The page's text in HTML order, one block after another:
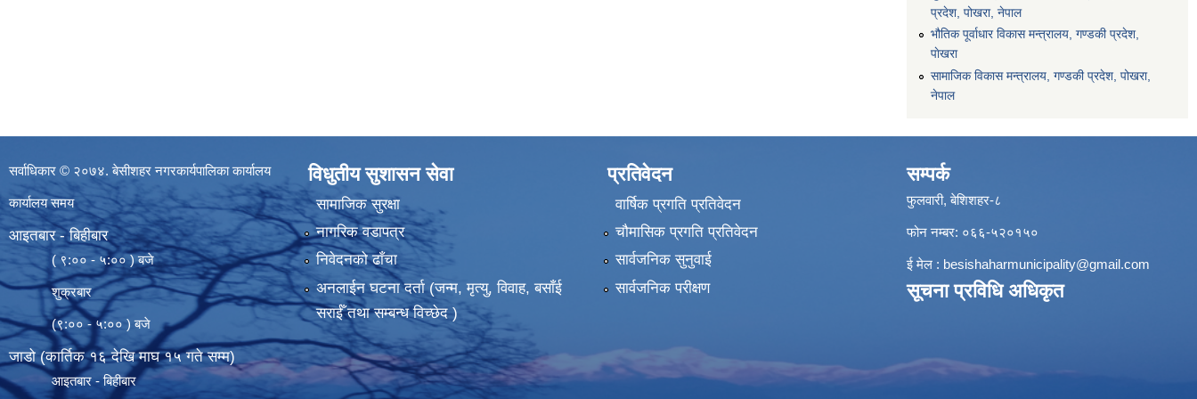
प्रदेश, पोखरा, नेपाल
भौतिक पूर्वाधार विकास मन्त्रालय, गण्डकी प्रदेश,
पाेखरा
सामाजिक विकास मन्त्रालय, गण्डकी प्रदेश, पोखरा,
नेपाल
सर्वाधिकार © २०७४. बेसीशहर नगरकार्यपालिका कार्यालय
कार्यालय समय
आइतबार - बिहीबार
( ९:०० - ५:०० ) बजे
शुक्रबार
(९:०० - ५:०० ) बजे
जाडो (कार्तिक १६ देखि माघ १५ गते सम्म)
आइतबार - बिहीबार
विधुतीय सुशासन सेवा
सामाजिक सुरक्षा
नागरिक वडापत्र
निवेदनको ढाँचा
अनलाईन घटना दर्ता (जन्म, मृत्यु, विवाह, बसाँई
सराईँ तथा सम्बन्ध विच्छेद )
प्रतिवेदन
वार्षिक प्रगति प्रतिवेदन
चौमासिक प्रगति प्रतिवेदन
सार्वजनिक सुनुवाई
सार्वजनिक परीक्षण
सम्पर्क
फुलवारी, बेशिशहर-८
फोन नम्बर: ०६६-५२०१५०
ई मेल : besishaharmunicipality@gmail.com
सूचना प्रविधि अधिकृत